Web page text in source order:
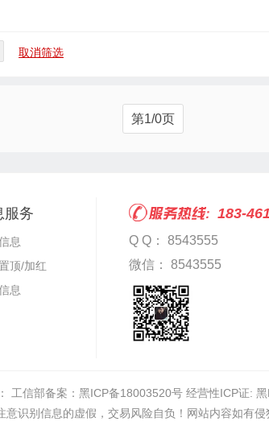
取消筛选
第1/0页
服务
息
顶/加红
息
183-
Q Q： 8543555
微信： 8543555
工信部备案：黑ICP备18003520号 经营性ICP证:
识别信息的虚假，交易风险自负！网站内容如有